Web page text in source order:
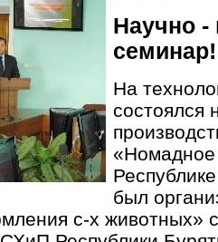
Научно -
семинар!
На
состоялся
«Номадное
был
с-х животных»